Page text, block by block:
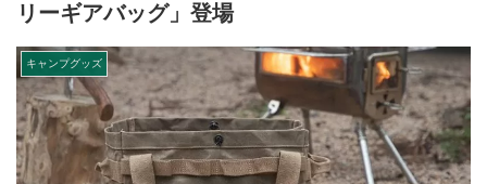
リーギアバッグ」登場
キャンプグッズ